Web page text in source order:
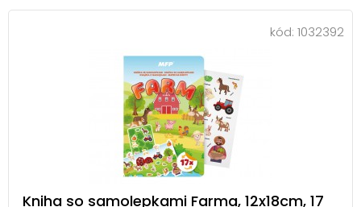
kód: 1032392
Kniha so samolepkami Farma, 12x18cm, 17